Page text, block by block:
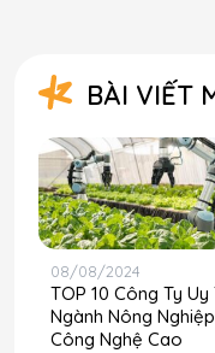
BÀI VIẾT
08/08/2024
TOP 10 Công Ty Uy
Ngành Nông Nghiệp
Công Nghệ Cao